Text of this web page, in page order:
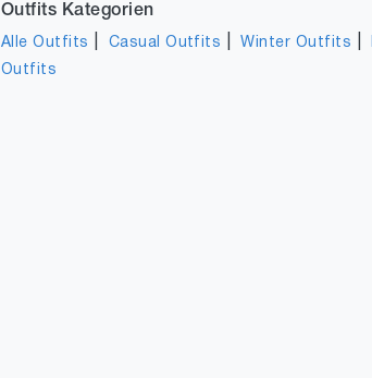
Outfits Kategorien
Alle Outfits Casual Outfits |Winter Outfits
Outfits